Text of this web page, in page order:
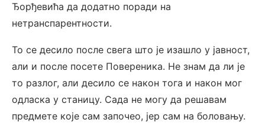
Ђорђевића да додатно поради на
нетранспарентности.
То се десило после свега што је изашло у јавност,
али и после посете Повереника. Не знам да ли је
то разлог, али десило се након тога и након мог
одласка у станицу. Сада не могу да решавам
предмете које сам започео, јер сам на боловању.